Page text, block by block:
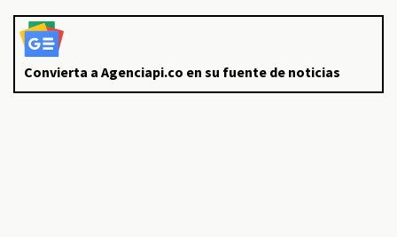
Convierta a Agenciapi.co en su fuente de noticias